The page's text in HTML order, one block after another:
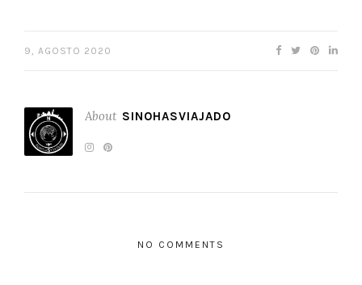
9, AGOSTO 2020
About SINOHASVIAJADO
NO COMMENTS